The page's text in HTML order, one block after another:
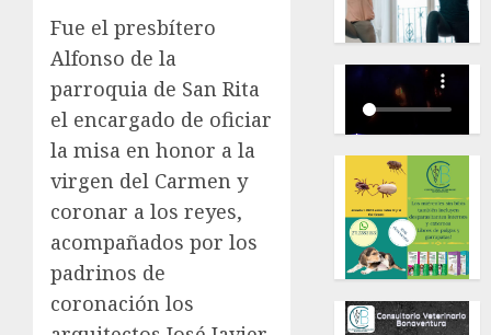
Fue el presbítero
Alfonso de la
parroquia de San Rita
el encargado de oficiar
la misa en honor a la
virgen del Carmen y
coronar a los reyes,
acompañados por los
padrinos de
coronación los